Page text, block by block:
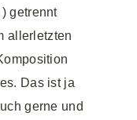
getrennt
allerletzten
Das ist ja
gerne und